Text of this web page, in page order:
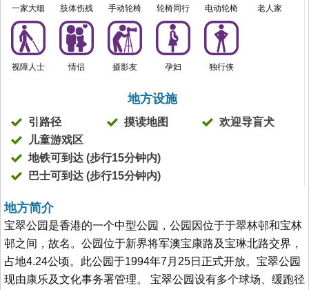
一家大细 肢体伤残 手动轮椅 轮椅同行 电动轮椅 老人家
视障人士 情侣 摄影友 孕妇 独行侠
地方设施
引路径 摸读地图
欢迎导盲犬
儿童游戏区
地铁可到达 (步行15分钟内)
巴士可到达 (步行15分钟内)
地方简介
宝翠公园是香港的一个中型公园，公园因位于于翠林邨和宝林
邨之间，故名。公园位于新界将军澳宝康路及宝琳北路交界，
占地4.24公顷。此公园于1994年7月25日正式开放。宝翠公园
现由康乐及文化事务署管理。 宝翠公园设有多个球场、缓跑径